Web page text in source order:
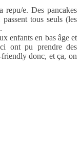
repu/e. Des pancakes
tous seuls (les
enfants en bas âge et
ont pu prendre des
donc, et ça, on